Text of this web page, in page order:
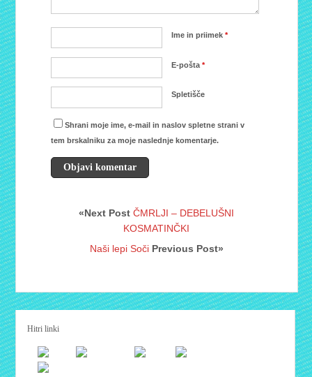
Ime in priimek*
E-pošta*
Spletišče
Shrani moje ime, e-mail in naslov spletne strani v
tem brskalniku za moje naslednje komentarje.
«Next PostČMRLJI – DEBELUŠNI
KOSMATINČKI
Naši lepi SočiPrevious Post»
Hitri linki